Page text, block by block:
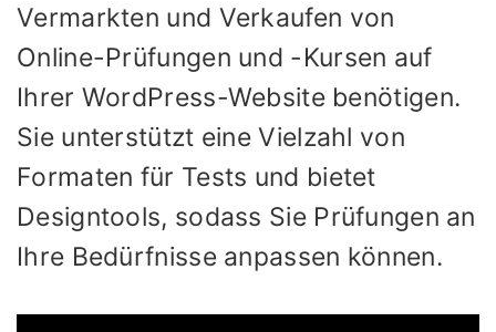
Vermarkten und Verkaufen von
Online-Prüfungen und -Kursen auf
Ihrer WordPress-Website benötigen.
Sie unterstützt eine Vielzahl von
Formaten für Tests und bietet
Designtools, sodass Sie Prüfungen an
Ihre Bedürfnisse anpassen können.